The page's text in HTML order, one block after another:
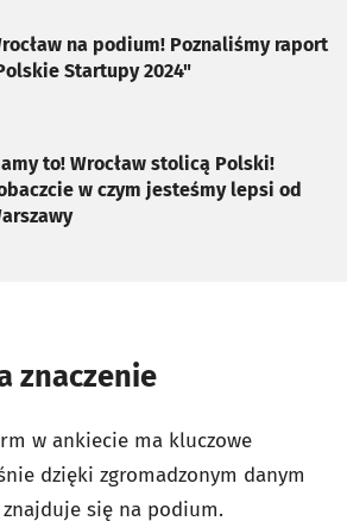
na podium! Poznaliśmy raport
Startupy 2024"
karcie
to! Wrocław stolicą Polski!
w czym jesteśmy lepsi od
karcie
znaczenie
w ankiecie ma kluczowe
dzięki zgromadzonym danym
się na podium.